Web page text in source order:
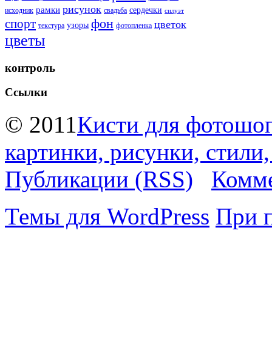
исходник рамки рисунок свадьба сердечки силуэт
спорт текстура узоры фон фотопленка цветок
цветы
контроль
Ссылки
© 2011Кисти для
картинки, рисунки,
Публикации (RSS)
Темы для WordPress При